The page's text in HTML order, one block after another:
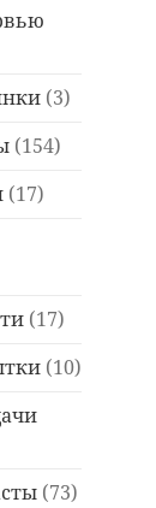
(3)
(154)
(17)
(17)
(10)
(73)